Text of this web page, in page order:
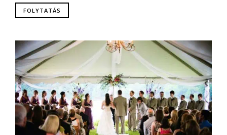
FOLYTATÁS